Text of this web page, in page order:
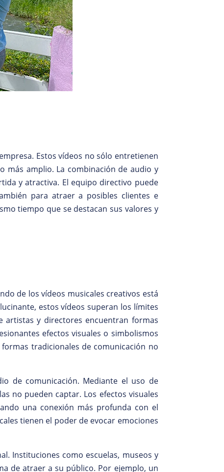
Estos vídeos no sólo entretienen
más amplio. La combinación de audio y
y atractiva. El equipo directivo puede
para atraer a posibles clientes e
tiempo que se destacan sus valores y
de los vídeos musicales creativos está
estos vídeos superan los límites
artistas y directores encuentran formas
efectos visuales o simbolismos
tradicionales de comunicación no
de comunicación. Mediante el uso de
no pueden captar. Los efectos visuales
una conexión más profunda con el
tienen el poder de evocar emociones
Instituciones como escuelas, museos y
de atraer a su público. Por ejemplo, un